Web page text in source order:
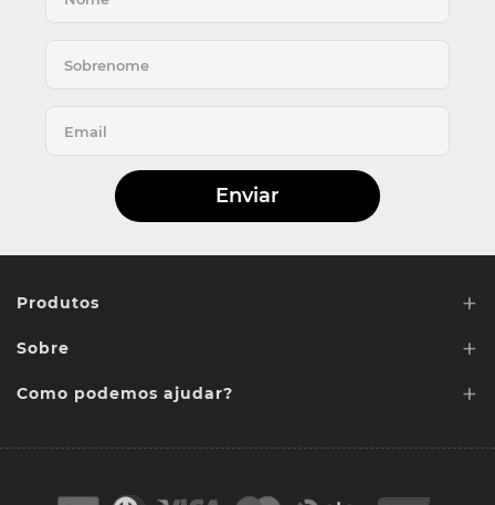
Enviar
Produtos +
Lentes de Reposição
Lentes Sob media
Sobre +
Quem somos
Como podemos ajudar? +